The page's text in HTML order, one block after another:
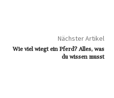
Nächster Artikel
Wie viel wiegt ein Pferd? Alles, was
du wissen musst